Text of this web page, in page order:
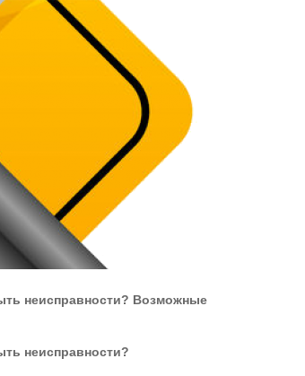
неисправности? Возможные
неисправности?